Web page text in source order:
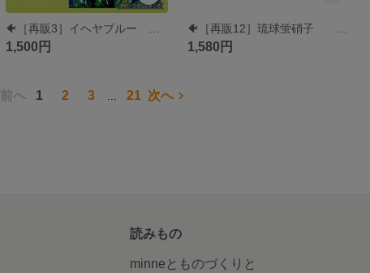
1,500円 1,580円
前へ 1 2 3 21 次へ
読みもの
minneとものづくりと